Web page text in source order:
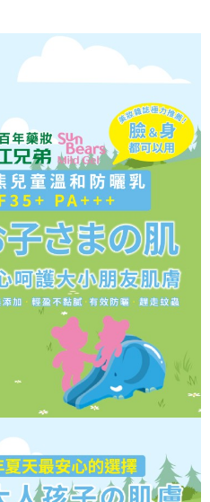
資訊註冊。若發現惡意使用之情形，
戶之使用額度並採取法律行動。
運費